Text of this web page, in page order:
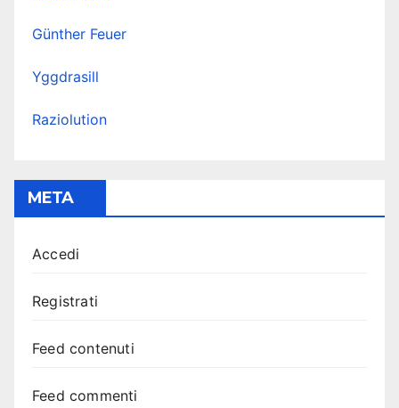
Günther Feuer
Yggdrasill
Raziolution
META
Accedi
Registrati
Feed contenuti
Feed commenti